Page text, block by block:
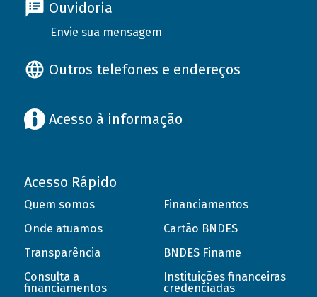
Ouvidoria
Envie sua mensagem
Outros telefones e endereços
Acesso à informação
Acesso Rápido
Quem somos
Onde atuamos
Transparência
Consulta a
financiamentos
Financiamentos
Cartão BNDES
BNDES Finame
Instituições financeiras
credenciadas